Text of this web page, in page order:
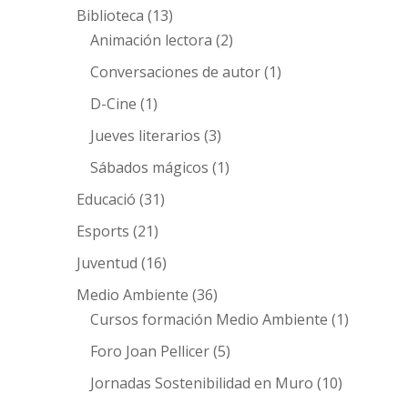
Biblioteca (13)
Animación lectora (2)
Conversaciones de autor(1)
D-Cine (1)
Jueves literarios (3)
Sábados mágicos (1)
Educació (31)
Esports (21)
Juventud (16)
Medio Ambiente (36)
Cursos formación Medio Ambiente (1)
Foro Joan Pellicer(5)
Jornadas Sostenibilidad en Muro (10)